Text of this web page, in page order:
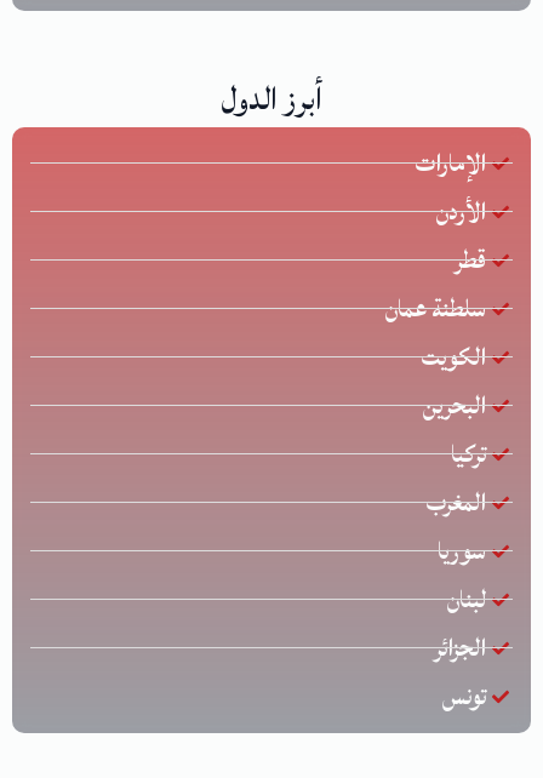
أبرز الدول
الإمارات
الأردن
قطر
سلطنة عمان
الكويت
البحرين
تركيا
المغرب
سوريا
لبنان
الجزائر
تونس